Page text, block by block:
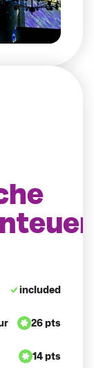
included
26 pts
14 pts